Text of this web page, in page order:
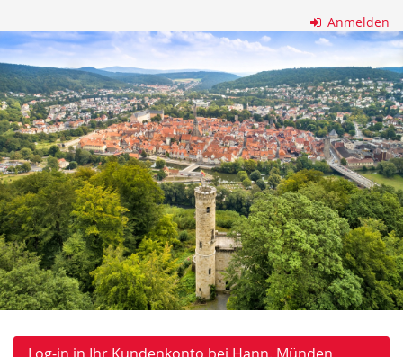
Haupt-
Inhalt
springen
Anmelden
Hann.
Münden
Marketing
GmbH